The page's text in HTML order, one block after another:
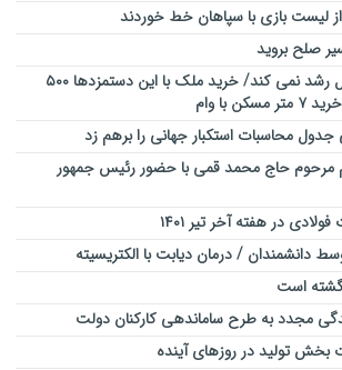
لیست بازی با سپاهان خط خوردند
صلح بروید
قیمت مسکن تا ۲ سال رشد نمی کند/ خرید ملک با این دستمزدها ۵۰۰
وام
جدول محاسبات استکبار جهانی را برهم زد
مرحوم حاج محمد قمی با حضور رئیس جمهور
در هفته آخر تیر ۱۴۰۱
دانشمندان / درمان دیابت با الکتریسیته
است
مجدد به طرح ساماندهی کارکنان دولت
بخش تولید در روزهای آینده